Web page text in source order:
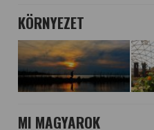
KÖRNYEZET
MI MAGYAROK